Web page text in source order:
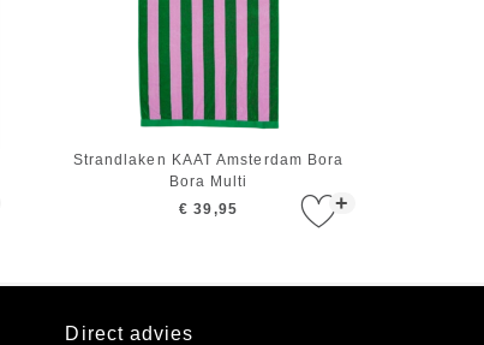
+
Strandlaken KAAT Amsterdam Bora
Bora Multi
€ 39,95
Direct advies